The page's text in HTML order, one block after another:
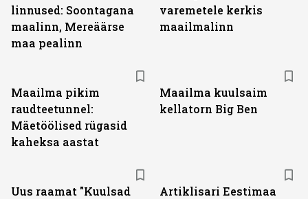
linnused: Soontagana
maalinn, Mereäärse
maa pealinn
varemetele kerkis
maailmalinn
Maailma pikim
raudteetunnel:
Mäetöölised rügasid
kaheksa aastat
Maailma kuulsaim
kellatorn Big Ben
Uus raamat "Kuulsad
Artiklisari Eestimaa